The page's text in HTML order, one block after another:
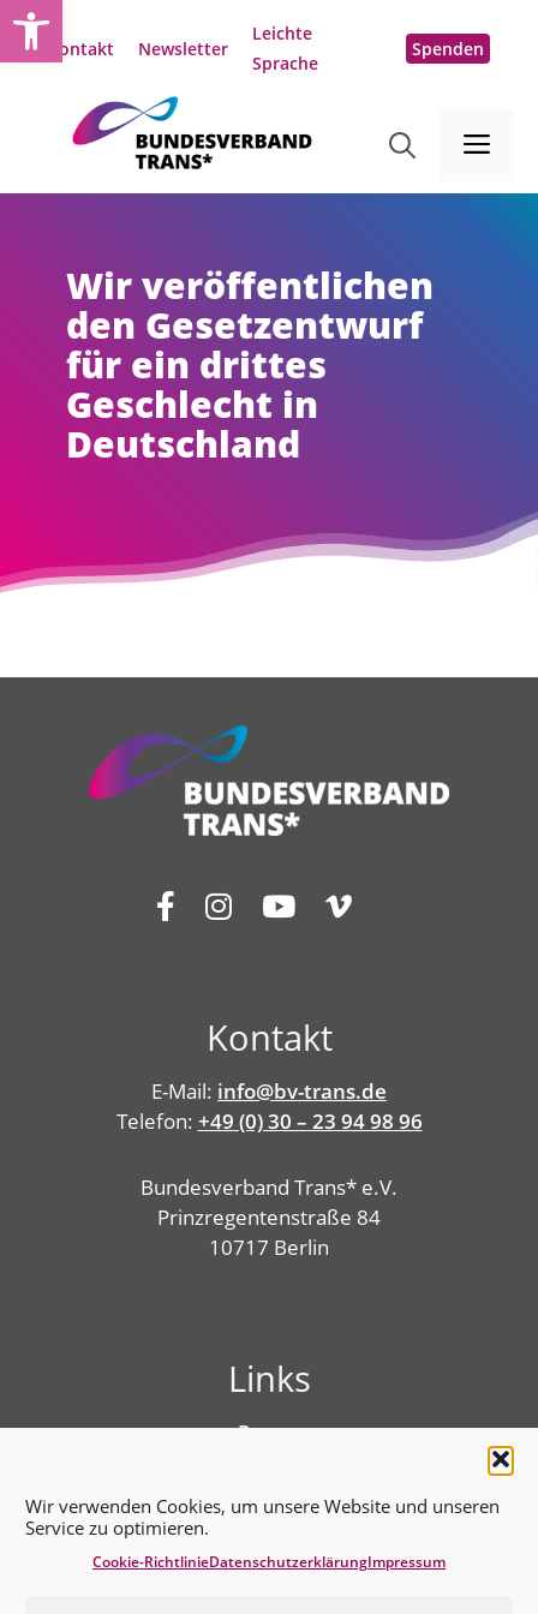
Wir verwenden Cookies, um unsere Website und unseren
Service zu optimieren.
Cookie-RichtlinieDatenschutz­erklärungImpressum
Zum
Inhalt
Kontakt Newsletter
Leichte
Sprache
Spenden
Wir veröffentlichen
den Gesetzentwurf
für ein drittes
Geschlecht in
Deutschland
Kontakt
E-Mail: info@bv-trans.de
Telefon: +49 (0) 30 – 23 94 98 96
Bundesverband Trans* e.V.
Prinzregentenstraße 84
10717 Berlin
Links
Presse
Benutzungshinweise
Erklärung zur Barrierefreiheit